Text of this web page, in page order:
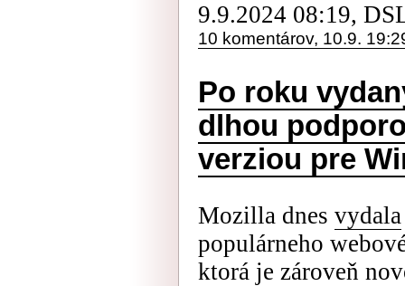
9.9.2024 08:19,
10 komentárov, 10.9.
Po roku
dlhou
verziou pre
Mozilla dnes vydala
populárneho
ktorá je zároveň